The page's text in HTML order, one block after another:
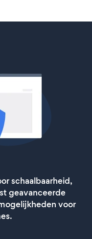
schaalbaarheid,
geavanceerde
voor